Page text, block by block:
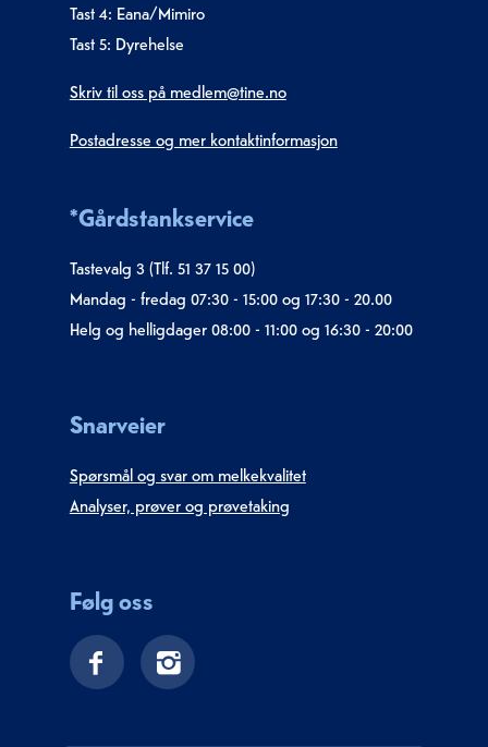
Tast 4: Eana/Mimiro
Tast 5: Dyrehelse
Skriv til oss på medlem@tine.no
Postadresse og mer kontaktinformasjon
*Gårdstankservice
Tastevalg 3 (Tlf. 51 37 15 00)
Mandag - fredag 07:30 - 15:00 og 17:30 - 20.00
Helg og helligdager 08:00 - 11:00 og 16:30 - 20:00
Snarveier
Spørsmål og svar om melkekvalitet
Analyser, prøver og prøvetaking
Følg oss